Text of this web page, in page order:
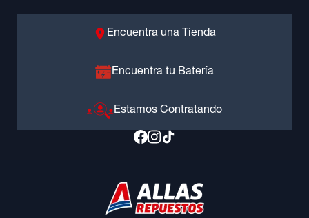
Encuentra una Tienda
Encuentra tu Batería
Estamos Contratando